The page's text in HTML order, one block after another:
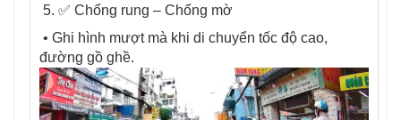
5. ✅ Chống rung – Chống mờ
• Ghi hình mượt mà khi di chuyển tốc độ cao,
đường gồ ghề.